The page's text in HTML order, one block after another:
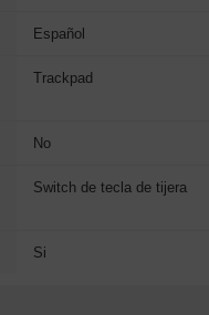
Español
Trackpad
No
Switch de tecla de tijera
Si